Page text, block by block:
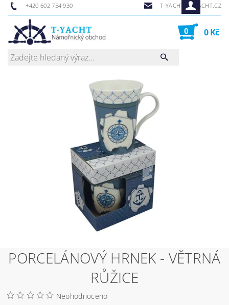
+420 602 754 930 T-YACHT@T-YACHT.CZ
0 0 Kč
PORCELÁNOVÝ HRNEK - VĚTRNÁ
RŮŽICE
Neohodnoceno